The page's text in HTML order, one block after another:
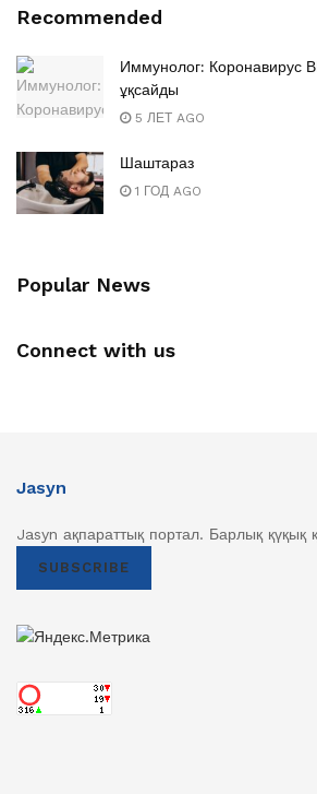
Recommended
Иммунолог: Коронавирус
ұқсайды
5 ЛЕТ AGO
Шаштараз
1 ГОД AGO
Popular News
Connect with us
Jasyn
Jasyn ақпараттық портал. Барлық қүқық
SUBSCRIBE